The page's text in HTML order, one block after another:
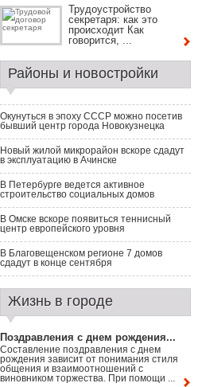
Трудоустройство
секретаря: как это
происходит Как
говорится, ...
Районы и новостройки
Окунуться в эпоху СССР можно посетив
бывший центр города Новокузнецка
Новый жилой микрорайон вскоре сдадут
в эксплуатацию в Ачинске
В Петербурге ведется активное
строительство социальных домов
В Омске вскоре появиться теннисный
центр европейского уровня
В Благовещенском регионе 7 домов
сдадут в конце сентября
Жизнь в городе
Поздравления с днем рождения...
Составление поздравления с днем
рождения зависит от понимания стиля
общения и взаимоотношений с
виновником торжества. При помощи ...